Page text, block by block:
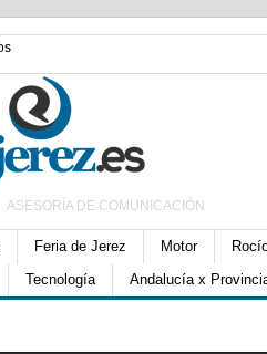
ASESORÍA DE COMUNICACIÓN
Feria de Jerez Motor
Tecnología Andalucía x